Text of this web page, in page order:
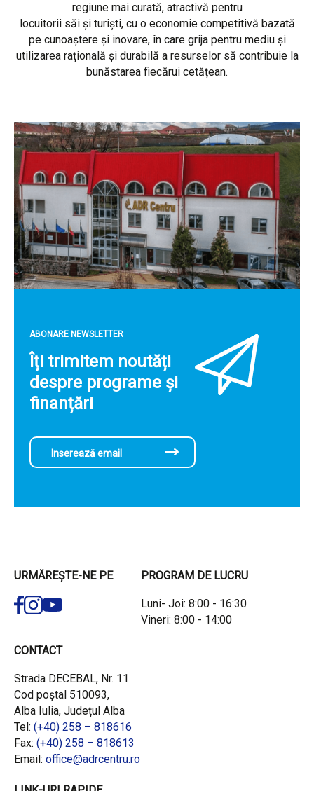
regiune mai curată, atractivă pentru
locuitorii săi și turiști, cu o economie competitivă bazată
pe cunoaștere și inovare, în care grija pentru mediu și
utilizarea rațională și durabilă a resurselor să contribuie la
bunăstarea fiecărui cetățean.
ABONARE NEWSLETTER
Îți trimitem noutăți
despre programe și
finanțări
URMĂREȘTE-NE PE PROGRAM DE LUCRU
Luni- Joi: 8:00 - 16:30
Vineri: 8:00 - 14:00
CONTACT
Strada DECEBAL, Nr. 11
Cod poștal 510093,
Alba Iulia, Județul Alba
Tel: (+40) 258 – 818616
Fax: (+40) 258 – 818613
Email: office@adrcentru.ro